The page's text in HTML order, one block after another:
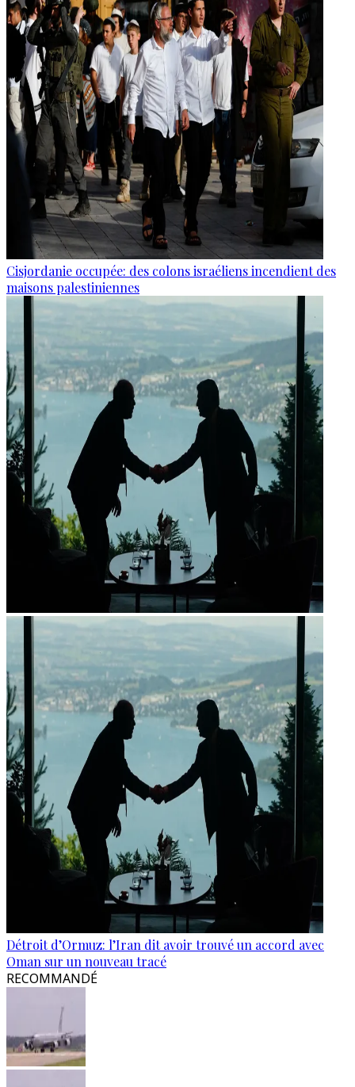
Cisjordanie occupée: des colons israéliens incendient des
maisons palestiniennes
Détroit d’Ormuz: l’Iran dit avoir trouvé un accord avec
Oman sur un nouveau tracé
RECOMMANDÉ